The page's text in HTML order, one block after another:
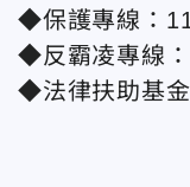
◆保護專線：
◆反霸凌專線
◆法律扶助基